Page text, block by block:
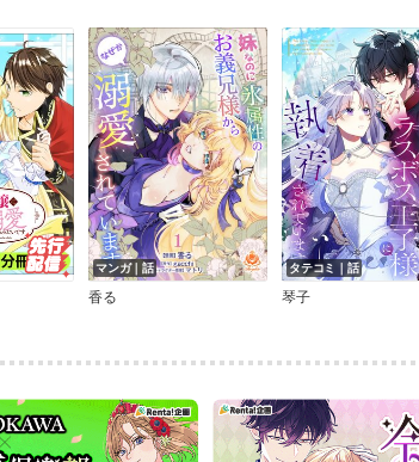
マンガ｜話
香る
タテコミ｜話
琴子